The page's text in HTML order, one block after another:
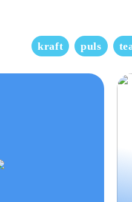
kraft puls